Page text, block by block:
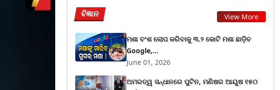
ବିଜ୍ଞାନ View More
ମଶା ବଂଶ ଲୋପ କରିବାକୁ ୩.୨ କୋଟି ମଶା ଛାଡ଼ିବ
Google,...
June 01, 2026
ଅମରତ୍ୱ ସନ୍ଧାନରେ ପୁଟିନ, ମଣିଷର ଆୟୁଷ ୧୫୦